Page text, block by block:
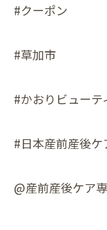
#クーポン
#草加市
#かおりビューテ
#日本産前産後
@産前産後ケア